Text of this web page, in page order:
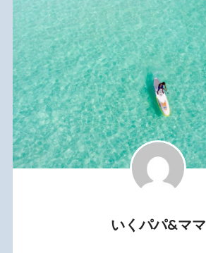
いくパパ&ママ